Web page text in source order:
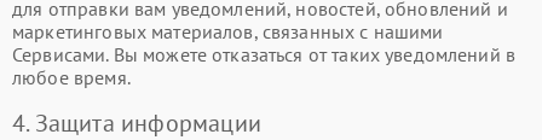
для отправки вам уведомлений, новостей, обновлений и
маркетинговых материалов, связанных с нашими
Сервисами. Вы можете отказаться от таких уведомлений в
любое время.
4. Защита информации